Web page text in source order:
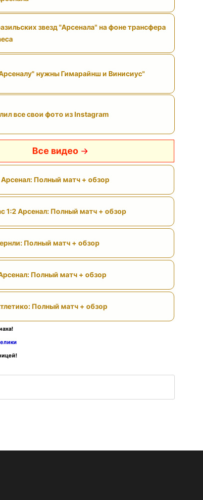
звезд "Арсенала" на фоне трансфера
нужны Гимарайнш и Винисиус"
все свои фото из Instagram
Все видео
Полный матч + обзор
1:2 Арсенал: Полный матч + обзор
Полный матч + обзор
Полный матч + обзор
Полный матч + обзор